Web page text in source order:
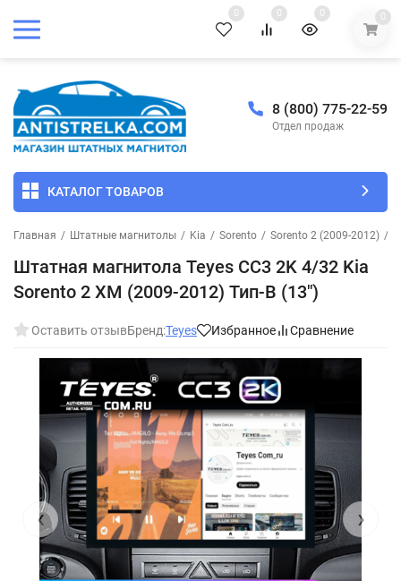
0 0 0 0
8 (800) 775-22-59
Отдел продаж
КАТАЛОГ ТОВАРОВ
Главная / Штатные магнитолы / Kia / Sorento / Sorento 2 (2009-2012) /
Штатная магнитола Teyes CC3 2K 4/32 Kia
Sorento 2 XM (2009-2012) Тип-B (13")
Оставить отзывБренд:Teyes Избранное Сравнение
‹ ›